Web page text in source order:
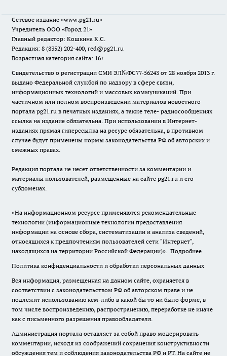
Сетевое издание «www.pg21.ru»
Учредитель ООО «Город 21»
Главный редактор: Кошкина К.С.
Редакция: 8 (8352) 202-400, red@pg21.ru
Возрастная категория сайта: 16+
Свидетельство о регистрации СМИ ЭЛ№ФС77-56243 от 28 ноября 2013 г.
выдано Федеральной службой по надзору в сфере связи,
информационных технологий и массовых коммуникаций. При
частичном или полном воспроизведении материалов новостного
портала pg21.ru в печатных изданиях, а также теле- радиосообщениях
ссылка на издание обязательна. При использовании в Интернет-
изданиях прямая гиперссылка на ресурс обязательна, в противном
случае будут применены нормы законодательства РФ об авторских и
смежных правах.
Редакция портала не несет ответственности за комментарии и
материалы пользователей, размещенные на сайте pg21.ru и его
субдоменах.
«На информационном ресурсе применяются рекомендательные
технологии (информационные технологии предоставления
информации на основе сбора, систематизации и анализа сведений,
относящихся к предпочтениям пользователей сети "Интернет",
находящихся на территории Российской Федерации)». Подробнее
Политика конфиденциальности и обработки персональных данных
Вся информация, размещенная на данном сайте, охраняется в
соответствии с законодательством РФ об авторском праве и не
подлежит использованию кем-либо в какой бы то ни было форме, в
том числе воспроизведению, распространению, переработке не иначе
как с письменного разрешения правообладателя.
Администрация портала оставляет за собой право модерировать
комментарии, исходя из соображений сохранения конструктивности
обсуждения тем и соблюдения законодательства РФ и РТ. На сайте не